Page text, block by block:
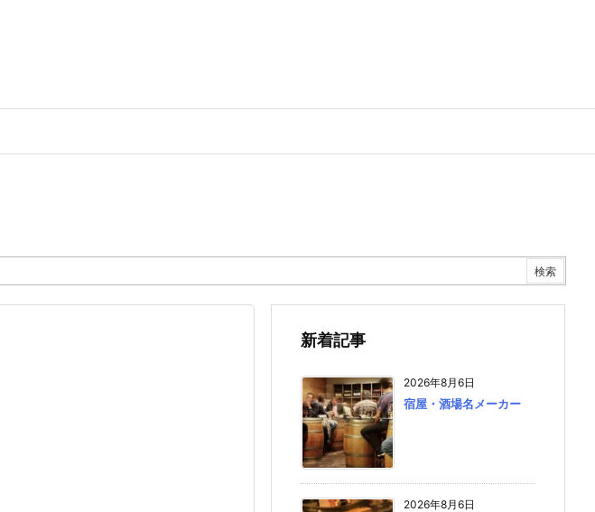
新着記事
2026年8月6日
宿屋・酒場名メーカー
2026年8月6日